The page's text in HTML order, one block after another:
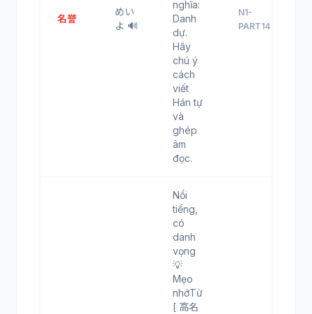
名誉
めい
よ 🔊
nghĩa:
Danh
dự.
Hãy
chú ý
cách
viết
Hán tự
và
ghép
âm
đọc.
N1-
PART14
Nổi
tiếng,
có
danh
vọng
💡
Mẹo
nhớTừ
[ 高名